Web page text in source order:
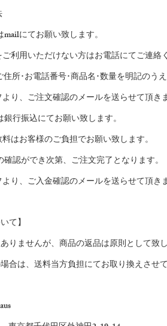
にてお願い致します。
をご利用いただけない方はお電話にてご連
･ご住所･お電話番号･商品名･数量を明記の
フより、ご注文確認のメールを送らせて頂き
行振込にてお願い致します。
数料はお客様のご負担でお願い致します。
認ができ次第、ご注文完了となります。
フより、ご入金確認のメールを送らせて頂き
て】
りませんが、商品の返品は原則として致
合は、送料当方負担にてお取り換えさせ